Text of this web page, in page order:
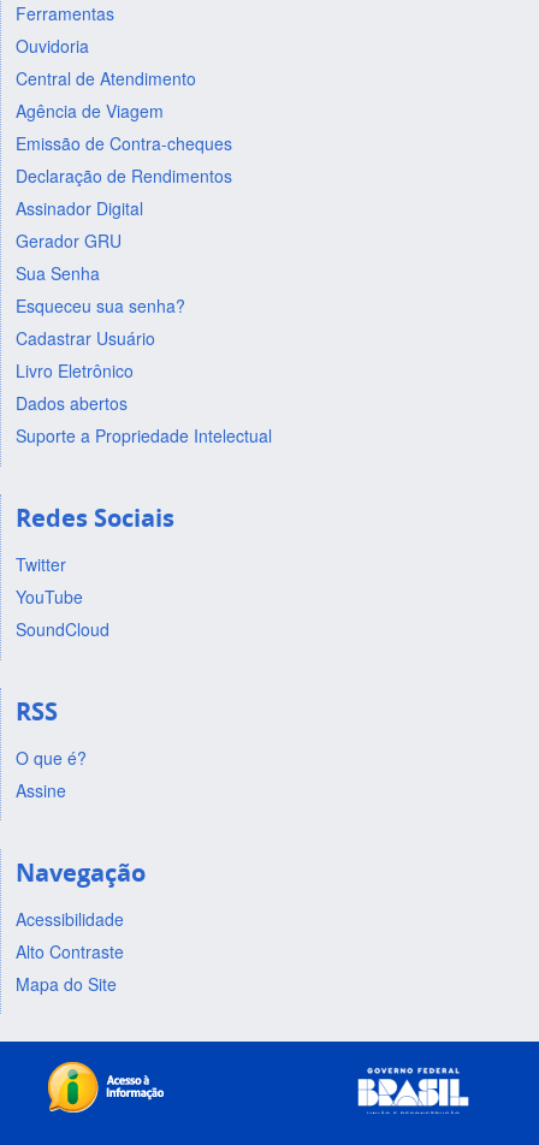
Ferramentas
Ouvidoria
Central de Atendimento
Agência de Viagem
Emissão de Contra-cheques
Declaração de Rendimentos
Assinador Digital
Gerador GRU
Sua Senha
Esqueceu sua senha?
Cadastrar Usuário
Livro Eletrônico
Dados abertos
Suporte a Propriedade Intelectual
Redes Sociais
Twitter
YouTube
SoundCloud
RSS
O que é?
Assine
Navegação
Acessibilidade
Alto Contraste
Mapa do Site